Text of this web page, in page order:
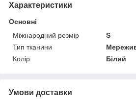
Характеристики
Основні
Міжнародний розмір
S
Тип тканини
Колір
Білий
Умови доставки